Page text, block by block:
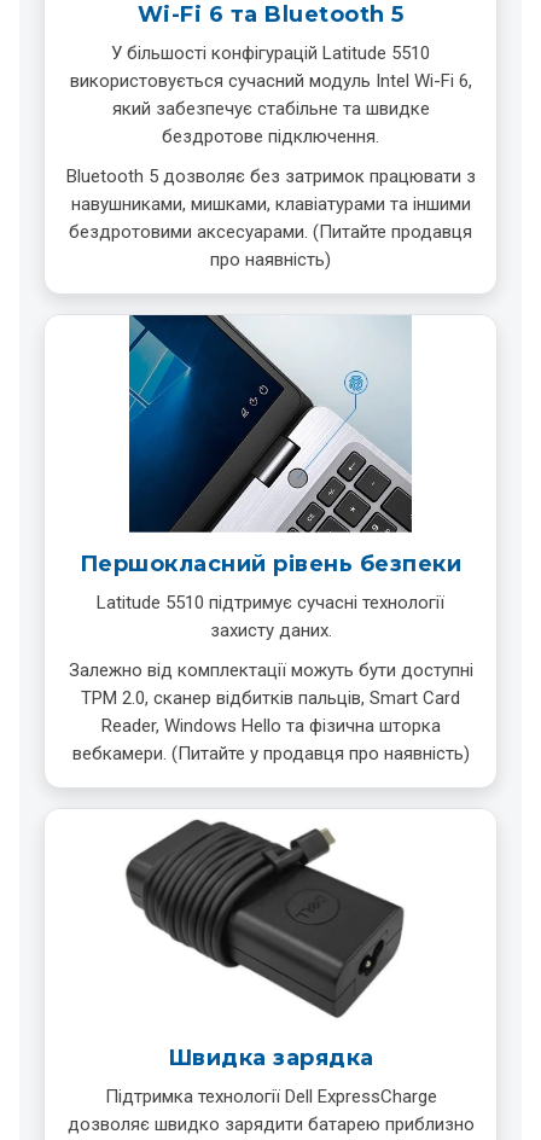
Wi-Fi 6 та Bluetooth 5
У більшості конфігурацій Latitude 5510
використовується сучасний модуль Intel Wi-Fi 6,
який забезпечує стабільне та швидке
бездротове підключення.
Bluetooth 5 дозволяє без затримок працювати з
навушниками, мишками, клавіатурами та іншими
бездротовими аксесуарами. (Питайте продавця
про наявність)
Першокласний рівень безпеки
Latitude 5510 підтримує сучасні технології
захисту даних.
Залежно від комплектації можуть бути доступні
TPM 2.0, сканер відбитків пальців, Smart Card
Reader, Windows Hello та фізична шторка
вебкамери. (Питайте у продавця про наявність)
Швидка зарядка
Підтримка технології Dell ExpressCharge
дозволяє швидко зарядити батарею приблизно